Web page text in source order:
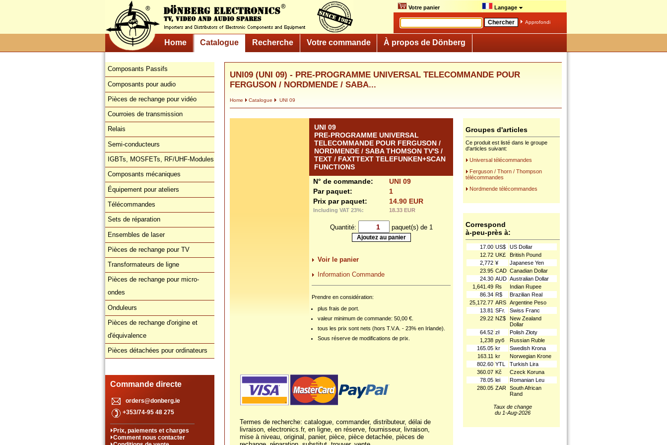
Votre panier Langage
Approfondi
Home Catalogue Recherche Votre commande À propos de Dönberg
Composants Passifs
Composants pour audio
Pièces de rechange pour vidéo
Courroies de transmission
Relais
Semi-conducteurs
IGBTs, MOSFETs, RF/UHF-Modules
Composants mécaniques
Équipement pour ateliers
Télécommandes
Sets de réparation
Ensembles de laser
Pièces de rechange pour TV
Transformateurs de ligne
Pièces de rechange pour micro-
ondes
Onduleurs
Pièces de rechange d'origine et
d'équivalence
Pièces détachées pour ordinateurs
Commande directe
orders@donberg.ie
+353/74-95 48 275
Prix, paiements et charges
Comment nous contacter
UNI09 (UNI 09) - PRE-PROGRAMME UNIVERSAL TELECOMMANDE POUR
FERGUSON / NORDMENDE / SABA...
Home Catalogue UNI 09
UNI 09
PRE-PROGRAMME UNIVERSAL
TELECOMMANDE POUR FERGUSON /
NORDMENDE / SABA THOMSON TV'S /
TEXT / FAXTTEXT TELEFUNKEN+SCAN
FUNCTIONS
N° de commande:
UNI 09
Par paquet:
1
Prix par paquet:
14.90 EUR
Including VAT 23%: 18.33 EUR
Quantité: paquet(s) de 1
Voir le panier
Information Commande
Prendre en considération:
plus frais de port.
valeur minimum de commande: 50,00 €.
tous les prix sont nets (hors T.V.A. - 23% en Irlande).
Sous réserve de modifications de prix.
Termes de recherche: catalogue, commander, distributeur, délai de
livraison, electronics.fr, en ligne, en réserve, fournisseur, livraison,
mise à niveau, original, panier, pièce, pièce detachée, pièces de
Groupes d'articles
Ce produit est listé dans le groupe
d'articles suivant:
Universal télécommandes
Ferguson / Thorn / Thompson
télécommandes
Nordmende télécommandes
Correspond
à-peu-près à:
17.00 US$
US Dollar
12.72 UK£
British Pound
2,772 ¥
Japanese Yen
23.95 CAD Canadian Dollar
24.30 AUD Australian Dollar
1,641.49 ₨
Indian Rupee
86.34 R$
Brazilian Real
25,172.77 ARS Argentine Peso
13.81 SFr.
Swiss Franc
29.22 NZ$
New Zealand
Dollar
64.52 zł
Polish Złoty
1,238 руб
Russian Ruble
165.05 kr
Swedish Krona
163.11 kr
Norwegian Krone
802.60 YTL
Turkish Lira
360.07 Kč
Czeck Koruna
78.05 lei
Romanian Leu
280.05 ZAR South African
Rand
Taux de change
du 1-Aug-2026